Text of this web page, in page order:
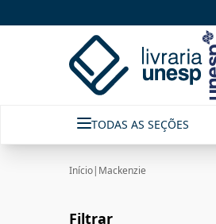
TODAS AS SEÇÕES
Início| Mackenzie
Filtrar